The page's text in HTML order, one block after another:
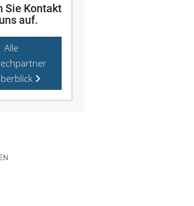
Sie Kontakt
auf.
Alle
drucken.
vorlesen.